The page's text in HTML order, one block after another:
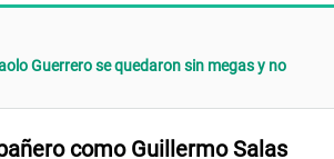
Guerrero se quedaron sin megas y no
como Guillermo Salas